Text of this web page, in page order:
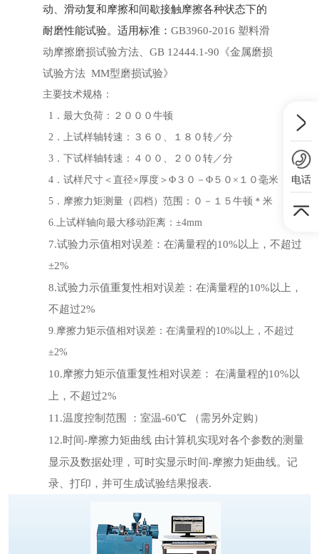
动、滑动复和摩擦和间歇接触摩擦各种状态下的
耐磨性能试验。适用标准： GB3960-2016 塑料滑
动摩擦磨损试验方法、GB 12444.1-90《金属磨损
试验方法 MM型磨损试验》
主要技术规格：
1．最大负荷：２０００牛顿
2．上试样轴转速：３６０、１８０转／分
3．下试样轴转速：４００、２００转／分
4．试样尺寸＜直径×厚度＞Φ３０－Φ５０×１０毫米
5．摩擦力矩测量（四档）范围：０－１５牛顿＊米
6.上试样轴向最大移动距离：±4mm
7.试验力示值相对误差：在满量程的10%以上，不超过
±2%
8.试验力示值重复性相对误差：在满量程的10%以上，
不超过2%
9.摩擦力矩示值相对误差：在满量程的10%以上，不超过
±2%
10.摩擦力矩示值重复性相对误差：
在满量程的10%以
上，不超过2%
11.温度控制范围 ：室温-60℃
（需另外定购）
12.时间-摩擦力矩曲线 由计算机实现对各个参数的测量
显示及数据处理，可时实显示时间-摩擦力矩曲线。记
录、打印，并可生成试验结果报表.
电话